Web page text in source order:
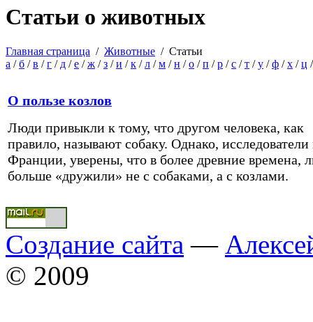
Статьи о животных
Главная страница / Животные / Статьи
а /б /в /г / д /е /ж /з /и /к /л /м /н /о /п /р /с /т /у /ф /х /ц
О пользе козлов
Люди привыкли к тому, что другом человека, как
правило, называют собаку. Однако, исследователи
Франции, уверены, что в более древние времена,
больше «дружили» не с собаками, а с козлами.
Создание сайта —
© 2009